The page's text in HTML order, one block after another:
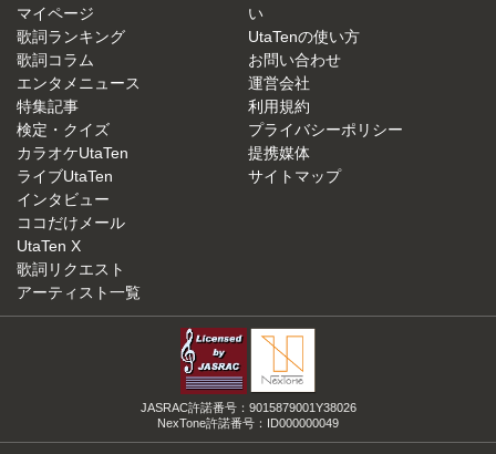
マイページ
歌詞ランキング
歌詞コラム
エンタメニュース
特集記事
検定・クイズ
カラオケUtaTen
ライブUtaTen
インタビュー
ココだけメール
UtaTen X
歌詞リクエスト
アーティスト一覧
い
UtaTenの使い方
お問い合わせ
運営会社
利用規約
プライバシーポリシー
提携媒体
サイトマップ
JASRAC許諾番号：9015879001Y38026
NexTone許諾番号：ID000000049